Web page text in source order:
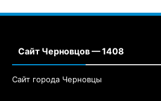
Сайт Черновцов — 1408
Сайт города Черновцы